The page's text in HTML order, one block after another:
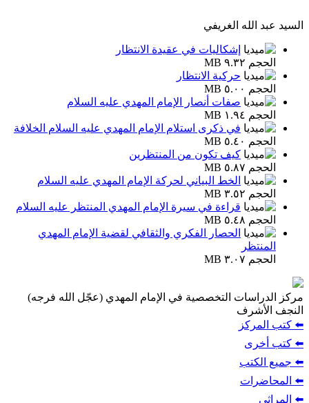
السيد عبد الله الغريفي
إشكاليات في عقيدة الانتظار
الحجم ٩.٣٢ MB
حركية الانتظار
الحجم ٥.٠٠ MB
صفات أنصار الإمام المهدي عليه السلام
الحجم ١.٩٤ MB
في ذكرى استلام الإمام المهدي عليه السلام الخلافة
الحجم ٥.٤٠ MB
كيف تكون من المنتظرين
الحجم ٥.٨٧ MB
الخط البياني لحركة الإمام المهدي عليه السلام
الحجم ٣.٥٢ MB
قراءة في سيرة الإمام المهدي المنتظر عليه السلام
الحجم ٥.٤٨ MB
الحصار الفكري والثقافي لقضية الإمام المهدي
المنتظر
الحجم ٣.٠٧ MB
مركز الدراسات التخصصية في الإمام المهدي (عجّل الله فرجه)
النجف الأشرف
⬅️ كتب المركز
⬅️ كتب أخرى
⬅️ جميع الكتب
⬅️ المحاضرات
⬅️ المراثي